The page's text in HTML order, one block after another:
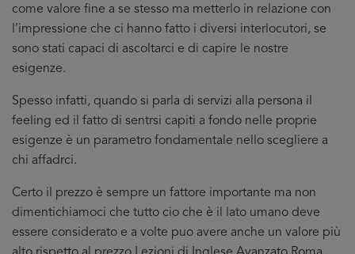
come valore fine a se stesso ma metterlo in relazione con
l’impressione che ci hanno fatto i diversi interlocutori, se
sono stati capaci di ascoltarci e di capire le nostre
esigenze.
Spesso infatti, quando si parla di servizi alla persona il
feeling ed il fatto di sentrsi capiti a fondo nelle proprie
esigenze è un parametro fondamentale nello scegliere a
chi affadrci.
Certo il prezzo è sempre un fattore importante ma non
dimentichiamoci che tutto cio che è il lato umano deve
essere considerato e a volte puo avere anche un valore più